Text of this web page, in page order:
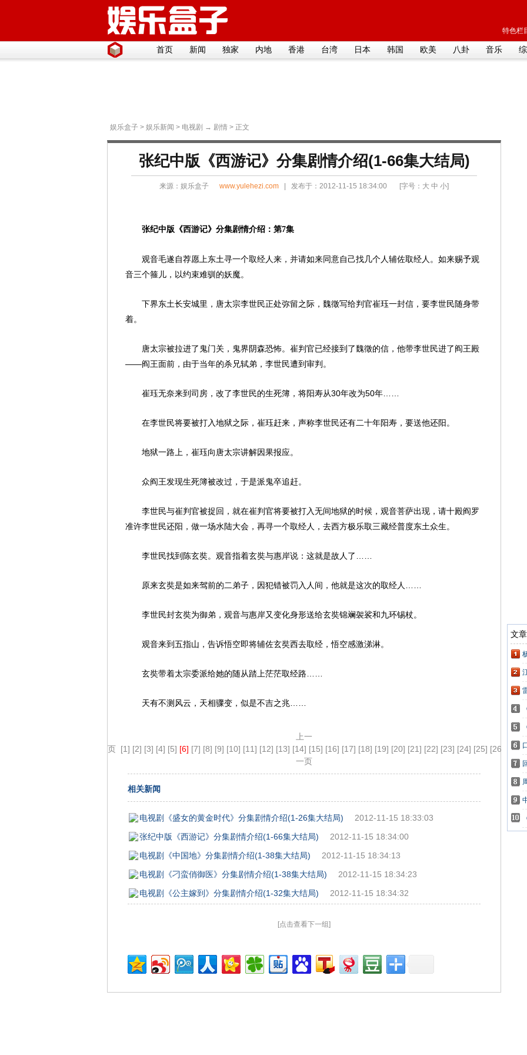
特色栏
首页 新闻 独家 内地 香港 台湾 日本 韩国 欧美 八卦 音乐
娱乐盒子 > 娱乐新闻 > 电视剧 → 剧情 > 正文
张纪中版《西游记》分集剧情介绍(1-66集大结局)
来源： 娱乐盒子 www.yulehezi.com | 发布于：2012-11-15 18:34:00 [字号： 大 中 小]
张纪中版《西游记》分集剧情介绍：第7集
观音毛遂自荐愿上东土寻一个取经人来，并请如来同意自己找几个人辅佐取经人。如来赐予观
音三个箍儿，以约束难驯的妖魔。
下界东土长安城里，唐太宗李世民正处弥留之际，魏徵写给判官崔珏一封信，要李世民随身带
着。
唐太宗被拉进了鬼门关，鬼界阴森恐怖。崔判官已经接到了魏徵的信，他带李世民进了阎王殿
——阎王面前，由于当年的杀兄轼弟，李世民遭到审判。
崔珏无奈来到司房，改了李世民的生死簿，将阳寿从30年改为50年……
在李世民将要被打入地狱之际，崔珏赶来，声称李世民还有二十年阳寿，要送他还阳。
地狱一路上，崔珏向唐太宗讲解因果报应。
众阎王发现生死簿被改过，于是派鬼卒追赶。
李世民与崔判官被捉回，就在崔判官将要被打入无间地狱的时候，观音菩萨出现，请十殿阎罗
准许李世民还阳，做一场水陆大会，再寻一个取经人，去西方极乐取三藏经普度东土众生。
李世民找到陈玄奘。观音指着玄奘与惠岸说：这就是故人了……
原来玄奘是如来驾前的二弟子，因犯错被罚入人间，他就是这次的取经人……
李世民封玄奘为御弟，观音与惠岸又变化身形送给玄奘锦斓袈裟和九环锡杖。
观音来到五指山，告诉悟空即将辅佐玄奘西去取经，悟空感激涕淋。
玄奘带着太宗委派给她的随从踏上茫茫取经路……
天有不测风云，天相骤变，似是不吉之兆……
上一
页 [1] [2] [3] [4] [5] [6] [7] [8] [9] [10] [11] [12] [13] [14] [15] [16] [17] [18] [19] [20] [21] [22] [23] [24] [25] [26] [27]
一页
相关新闻
电视剧《盛女的黄金时代》分集剧情介绍(1-26集大结局)
2012-11-15 18:33:03
张纪中版《西游记》分集剧情介绍(1-66集大结局)
2012-11-15 18:34:00
电视剧《中国地》分集剧情介绍(1-38集大结局)
2012-11-15 18:34:13
电视剧《刁蛮俏御医》分集剧情介绍(1-38集大结局)
2012-11-15 18:34:23
电视剧《公主嫁到》分集剧情介绍(1-32集大结局)
2012-11-15 18:34:32
[点击查看下一组]